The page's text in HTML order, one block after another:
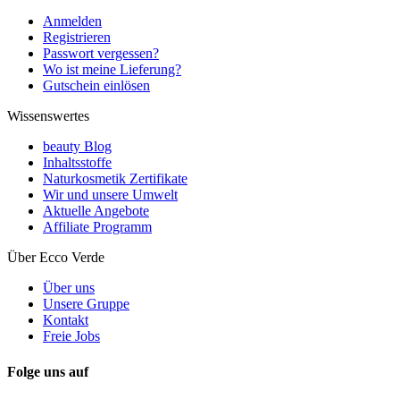
Anmelden
Registrieren
Passwort vergessen?
Wo ist meine Lieferung?
Gutschein einlösen
Wissenswertes
beauty Blog
Inhaltsstoffe
Naturkosmetik Zertifikate
Wir und unsere Umwelt
Aktuelle Angebote
Affiliate Programm
Über Ecco Verde
Über uns
Unsere Gruppe
Kontakt
Freie Jobs
Folge uns auf